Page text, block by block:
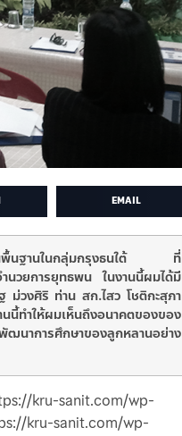
EMAIL
าขั้นพื้นฐานในกลุ่มกรุงธนใต้ ที่
นวยการยุทธพน ในงานนี้ผมได้มี
ม่วงศิริ ท่าน สก.ไสว โชติกะสุภา
นนี้ทำให้ผมเห็นถึงอนาคตของของ
ฒนาการศึกษาของลูกหลานอย่าง
kru-sanit.com/wp-
kru-sanit.com/wp-